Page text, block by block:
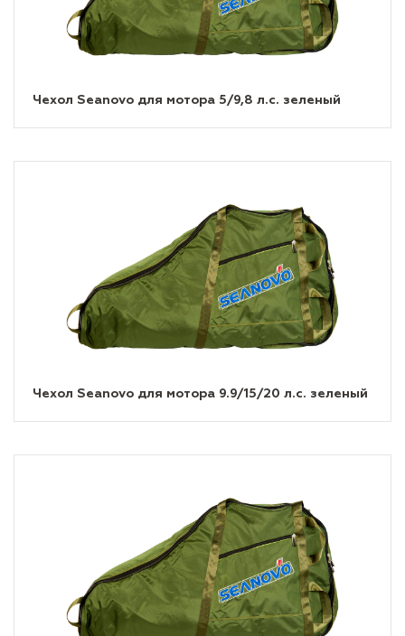
Чехол Seanovo для мотора 5/9,8 л.с. зеленый
Чехол Seanovo для мотора 9.9/15/20 л.с. зеленый